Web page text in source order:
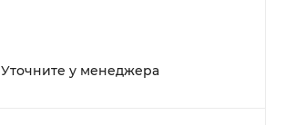
Уточните у менеджера